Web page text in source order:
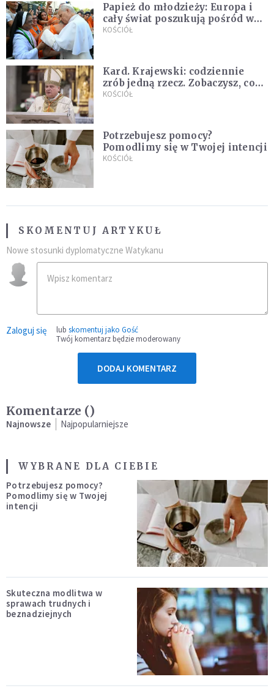
Papież do młodzieży: Europa i
cały świat poszukują pośród was
nowych świętych
KOŚCIÓŁ
Kard. Krajewski: codziennie
zrób jedną rzecz. Zobaczysz, co
stanie się z twoim życiem
KOŚCIÓŁ
Potrzebujesz pomocy?
Pomodlimy się w Twojej intencji
KOŚCIÓŁ
SKOMENTUJ ARTYKUŁ
Nowe stosunki dyplomatyczne Watykanu
Zaloguj się lub skomentuj jako Gość
Twój komentarz będzie moderowany
DODAJ KOMENTARZ
Komentarze ()
Najnowsze Najpopularniejsze
WYBRANE DLA CIEBIE
Potrzebujesz pomocy?
Pomodlimy się w Twojej
intencji
Skuteczna modlitwa w
sprawach trudnych i
beznadziejnych